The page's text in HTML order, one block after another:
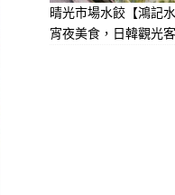
晴光市場水餃【鴻記
宵夜美食，日韓觀光